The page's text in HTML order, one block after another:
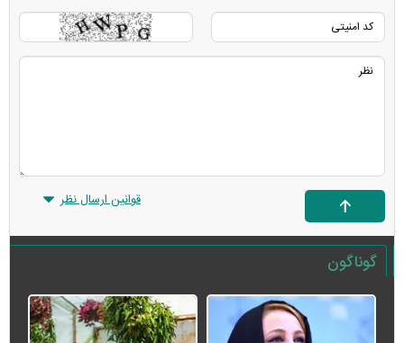
قوانین ارسال نظر
گوناگون